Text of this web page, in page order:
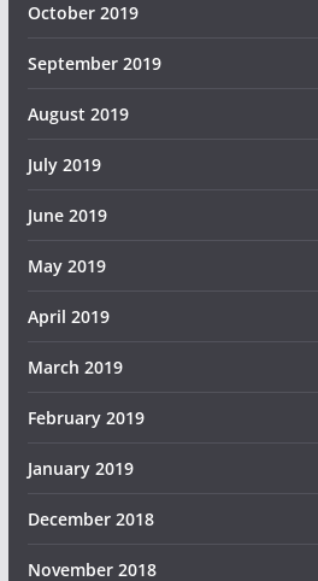
October 2019
September 2019
August 2019
July 2019
June 2019
May 2019
April 2019
March 2019
February 2019
January 2019
December 2018
November 2018